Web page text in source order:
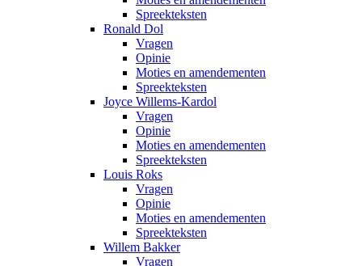
Spreekteksten
Ronald Dol
Vragen
Opinie
Moties en amendementen
Spreekteksten
Joyce Willems-Kardol
Vragen
Opinie
Moties en amendementen
Spreekteksten
Louis Roks
Vragen
Opinie
Moties en amendementen
Spreekteksten
Willem Bakker
Vragen